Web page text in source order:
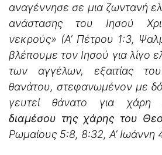
αναγέννησε σε μια ζωντανή
ανάστασης του Ιησού
νεκρούς» (Α’ Πέτρου 1:3,
βλέπουμε τον Ιησού για λίγο
των αγγέλων, εξαιτίας
θανάτου, στεφανωμένον με
γευτεί θάνατο για χάρη
διαμέσου της χάρης του
Ρωμαίους 5:8, 8:32, Α’ Ιωάννη